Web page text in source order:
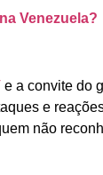
Venezuela?
e a convite do
e
não